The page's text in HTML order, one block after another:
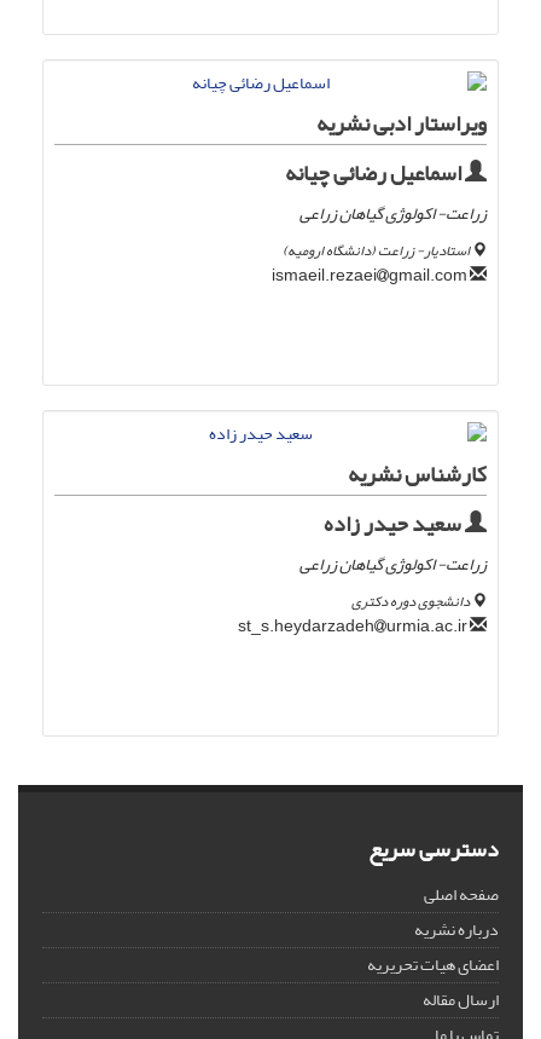
ویراستار ادبی نشریه
اسماعیل رضائی چیانه
زراعت- اکولوژی گیاهان زراعی
استادیار- زراعت (دانشگاه ارومیه)
gmail.com
کارشناس نشریه
سعید حیدر زاده
زراعت- اکولوژی گیاهان زراعی
دانشجوی دوره دکتری
urmia.ac.ir
دسترسی سریع
صفحه اصلی
درباره نشریه
اعضای هیات تحریریه
ارسال مقاله